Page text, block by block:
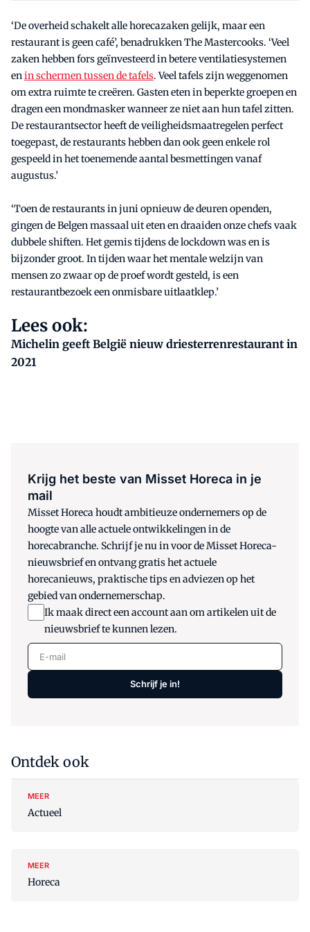
‘De overheid schakelt alle horecazaken gelijk, maar een
restaurant is geen café’, benadrukken The Mastercooks. ‘Veel
zaken hebben fors geïnvesteerd in betere ventilatiesystemen
enin schermen tussen de tafels. Veel tafels zijn weggenomen
om extra ruimte te creëren. Gasten eten in beperkte groepen en
dragen een mondmasker wanneer ze niet aan hun tafel zitten.
De restaurantsector heeft de veiligheidsmaatregelen perfect
toegepast, de restaurants hebben dan ook geen enkele rol
gespeeld in het toenemende aantal besmettingen vanaf
augustus.’
‘Toen de restaurants in juni opnieuw de deuren openden,
gingen de Belgen massaal uit eten en draaiden onze chefs vaak
dubbele shiften. Het gemis tijdens de lockdown was en is
bijzonder groot. In tijden waar het mentale welzijn van
mensen zo zwaar op de proef wordt gesteld, is een
restaurantbezoek een onmisbare uitlaatklep.’
Lees ook:
Michelin geeft België nieuw driesterrenrestaurant in
2021
Krijg het beste van Misset Horeca in je
mail
Misset Horeca houdt ambitieuze ondernemers op de
hoogte van alle actuele ontwikkelingen in de
horecabranche. Schrijf je nu in voor de Misset Horeca-
nieuwsbrief en ontvang gratis het actuele
horecanieuws, praktische tips en adviezen op het
gebied van ondernemerschap.
Ik maak direct een account aan om artikelen uit de
nieuwsbrief te kunnen lezen.
E-mail
Schrijf je in!
Ontdek ook
MEER
Actueel
MEER
Horeca